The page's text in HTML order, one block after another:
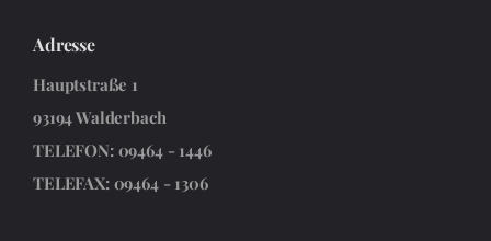
Adresse
Hauptstraße 1
93194 Walderbach
TELEFON: 09464 - 1446
TELEFAX: 09464 - 1306